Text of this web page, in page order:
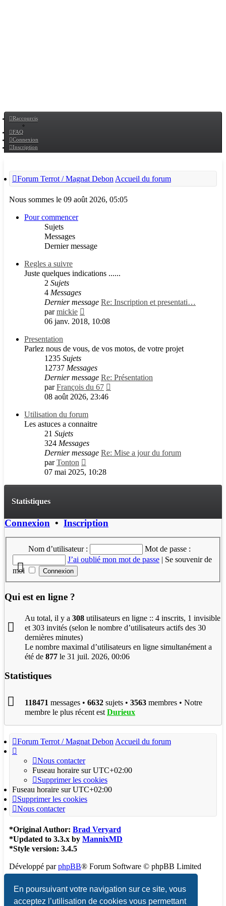
En poursuivant votre navigation sur ce site, vous
acceptez l’utilisation de cookies vous permettant
Raccourcis
FAQ
Connexion
Inscription
Forum Terrot / Magnat Debon Accueil du forum
Nous sommes le 09 août 2026, 05:05
Pour commencer
Sujets
Messages
Dernier message
Regles a suivre
Juste quelques indications ......
2 Sujets
4 Messages
Dernier message Re: Inscription et presentati…
parmickie
le
06 janv. 2018, 10:08
Presentation
Parlez nous de vous, de vos motos, de votre projet
1235 Sujets
12737 Messages
Dernier message Re: Présentation
parFrançois du 67
08 août 2026, 23:46
Utilisation du forum
Les astuces a connaitre
21 Sujets
324 Messages
Dernier message Re: Mise a jour du forum
parTonton
le
07 mai 2025, 10:28
Statistiques
Connexion • Inscription
Nom d’utilisateur :
Mot de passe :
J’ai oublié mon mot de passe | Se souvenir de
moi
Qui est en ligne ?
Au total, il y a 308 utilisateurs en ligne :: 4 inscrits, 1 invisible
et 303 invités (selon le nombre d’utilisateurs actifs des 30
dernières minutes)
Le nombre maximal d’utilisateurs en ligne simultanément a
été de 877 le 31 juil. 2026, 00:06
Statistiques
118471 messages • 6632 sujets • 3563 membres • Notre
membre le plus récent est Durieux
Forum Terrot / Magnat Debon Accueil du forum
Nous contacter
Fuseau horaire surUTC+02:00
Supprimer les cookies
Fuseau horaire surUTC+02:00
Supprimer les cookies
Nous contacter
*Original Author: Brad Veryard
*Updated to 3.3.x by MannixMD
*Style version: 3.4.5
Développé parphpBB® Forum Software © phpBB Limited
Traduction française officielle© Qiaeru
Confidentialité | Conditions